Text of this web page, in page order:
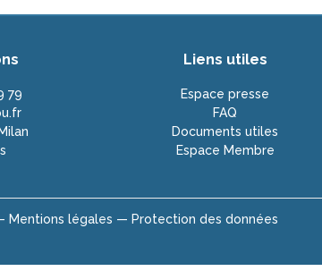
79
Liens utiles
Espace presse
FAQ
Documents utiles
Espace Membre
Mentions légales — Protection des données